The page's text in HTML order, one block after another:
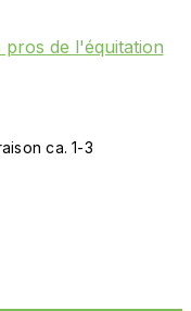
pros de l'équitation
ca. 1-3